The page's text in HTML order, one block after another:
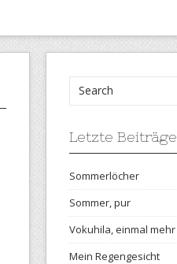
Letzte Beiträge
Sommerlöcher
Sommer, pur
Vokuhila, einmal mehr
Mein Regengesicht